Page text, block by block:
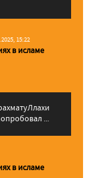
15:22
в исламе
...
в исламе